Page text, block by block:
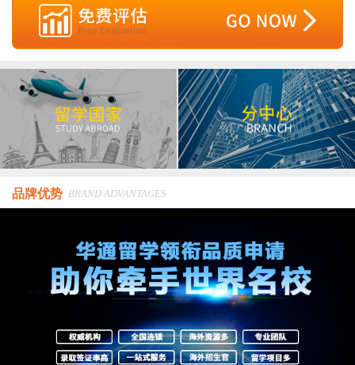
品牌优势 BRAND ADVANTAGES